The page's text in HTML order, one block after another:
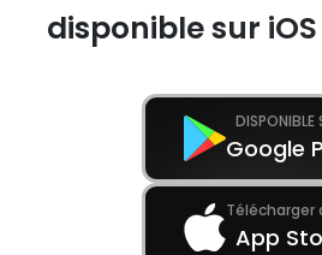
disponible sur
DISPONIBLE
Google
Télécharger
App